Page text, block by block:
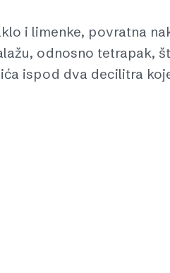
i limenke, povratna
odnosno tetrapak,
ispod dva decilitra